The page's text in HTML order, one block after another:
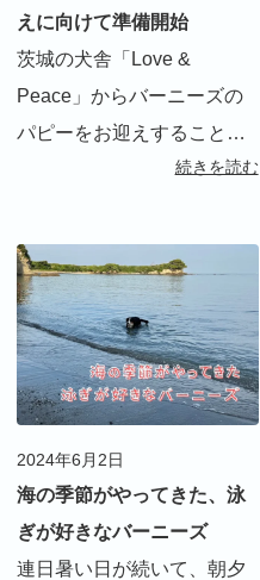
えに向けて準備開始
茨城の犬舎「Love &
Peace」からバーニーズの
パピーをお迎えすることが
決まりました。3歳半になる
お迎え準備を開始しまし
た。 ※お迎えの時の様子は
インスタグラムをご覧くだ
さい。 サー […]
続きを読む
2024年6月2日
海の季節がやってきた、泳
ぎが好きなバーニーズ
連日暑い日が続いて、朝夕